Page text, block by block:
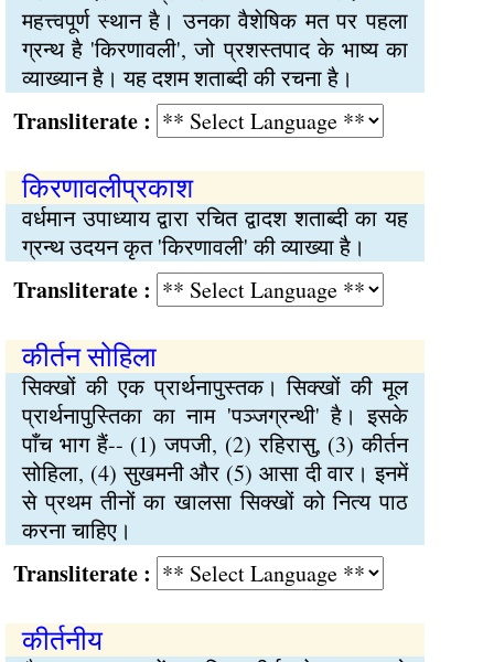
महत्त्वपूर्ण स्थान है। उनका वैशेषिक मत पर पहला
ग्रन्थ है 'किरणावली', जो प्रशस्तपाद के भाष्य का
व्याख्यान है। यह दशम शताब्दी की रचना है।
:
किरणावलीप्रकाश
वर्धमान उपाध्याय द्वारा रचित द्वादश शताब्दी का यह
ग्रन्थ उदयन कृत 'किरणावली' की व्याख्या है।
:
कीर्तन सोहिला
सिक्खों की एक प्रार्थनापुस्तक। सिक्खों की मूल
प्रार्थनापुस्तिका का नाम 'पञ्जग्रन्थी' है। इसके
पाँच भाग हैं-- (1) जपजी, (2) रहिरासु, (3) कीर्तन
सोहिला, (4) सुखमनी और (5) आसा दी वार। इनमें
से प्रथम तीनों का खालसा सिक्खों को नित्य पाठ
करना चाहिए।
:
कीर्तनीय